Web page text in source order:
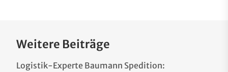
Weitere Beiträge
Logistik-Experte Baumann Spedition: